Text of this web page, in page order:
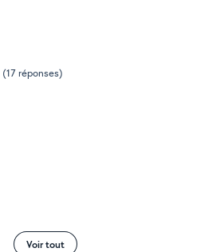
(17 réponses)
Voir tout